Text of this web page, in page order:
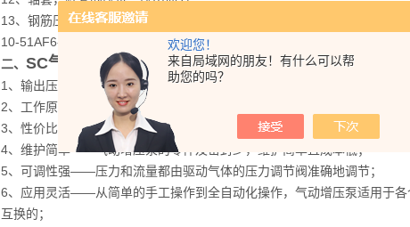
欢迎您！
来自局域网的朋友！有什么可以帮
助您的吗？
13、钢筋压接动力；液压工具动力等。
10-51AF6-100有现货
二、 SC气动液体增压泵
的特点：
1 、输出压力高——气动增压泵的工作压力可达到73,000psi（503Mpa）甚
2、工作原理——气动增压泵利用大面积活塞端低压气体驱动而产生小面积
3、性价比高——具有输出性能高而成本低的特性；
4、维护简单——气动增压泵的零件及密封少，维护简单且成本低；
5、可调性强——压力和流量都由驱动气体的压力调节阀准确地调节；
6、应用灵活——从简单的手工操作到全自动化操作，气动增压泵适用于
互换的；